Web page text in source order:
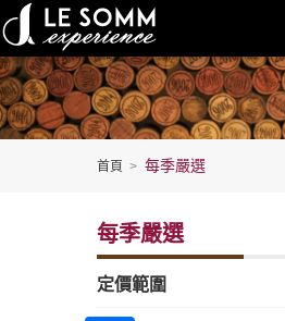
首頁 > 每季嚴選
每季嚴選
定價範圍